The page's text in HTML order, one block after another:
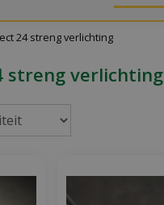
24 streng verlichting
streng verlichting